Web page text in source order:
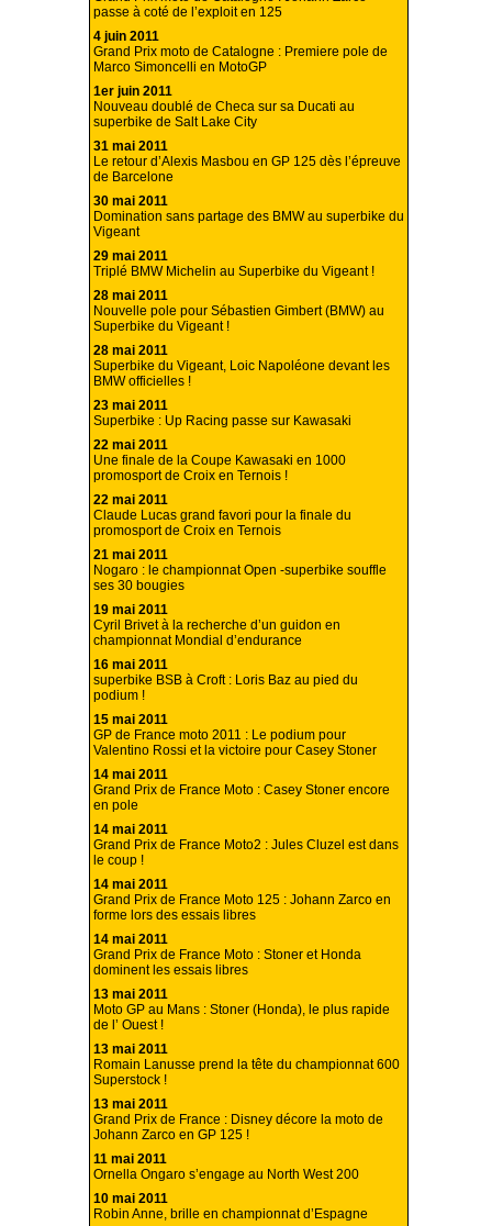
passe à coté de l’exploit en 125
4 juin 2011
Grand Prix moto de Catalogne : Premiere pole de
Marco Simoncelli en MotoGP
1er juin 2011
Nouveau doublé de Checa sur sa Ducati au
superbike de Salt Lake City
31 mai 2011
Le retour d’Alexis Masbou en GP 125 dès l’épreuve
de Barcelone
30 mai 2011
Domination sans partage des BMW au superbike du
Vigeant
29 mai 2011
Triplé BMW Michelin au Superbike du Vigeant !
28 mai 2011
Nouvelle pole pour Sébastien Gimbert (BMW) au
Superbike du Vigeant !
28 mai 2011
Superbike du Vigeant, Loic Napoléone devant les
BMW officielles !
23 mai 2011
Superbike : Up Racing passe sur Kawasaki
22 mai 2011
Une finale de la Coupe Kawasaki en 1000
promosport de Croix en Ternois !
22 mai 2011
Claude Lucas grand favori pour la finale du
promosport de Croix en Ternois
21 mai 2011
Nogaro : le championnat Open -superbike souffle
ses 30 bougies
19 mai 2011
Cyril Brivet à la recherche d’un guidon en
championnat Mondial d’endurance
16 mai 2011
superbike BSB à Croft : Loris Baz au pied du
podium !
15 mai 2011
GP de France moto 2011 : Le podium pour
Valentino Rossi et la victoire pour Casey Stoner
14 mai 2011
Grand Prix de France Moto : Casey Stoner encore
en pole
14 mai 2011
Grand Prix de France Moto2 : Jules Cluzel est dans
le coup !
14 mai 2011
Grand Prix de France Moto 125 : Johann Zarco en
forme lors des essais libres
14 mai 2011
Grand Prix de France Moto : Stoner et Honda
dominent les essais libres
13 mai 2011
Moto GP au Mans : Stoner (Honda), le plus rapide
de l’ Ouest !
13 mai 2011
Romain Lanusse prend la tête du championnat 600
Superstock !
13 mai 2011
Grand Prix de France : Disney décore la moto de
Johann Zarco en GP 125 !
11 mai 2011
Ornella Ongaro s’engage au North West 200
10 mai 2011
Robin Anne, brille en championnat d’Espagne